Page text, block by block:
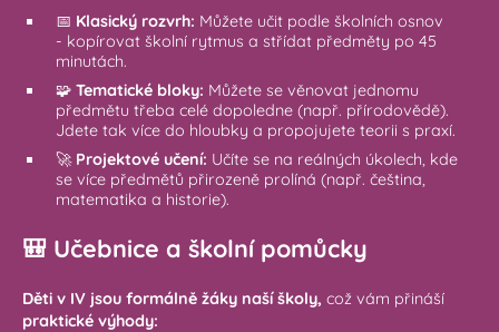
📅 Klasický rozvrh: Můžete učit podle školních osnov
- kopírovat školní rytmus a střídat předměty po 45
minutách.
🧩 Tematické bloky: Můžete se věnovat jednomu
předmětu třeba celé dopoledne (např. přírodovědě).
Jdete tak více do hloubky a propojujete teorii s praxí.
🚀 Projektové učení: Učíte se na reálných úkolech, kde
se více předmětů přirozeně prolíná (např. čeština,
matematika a historie).
🎒 Učebnice a školní pomůcky
Děti v IV jsou formálně žáky naší školy, což vám přináší
praktické výhody: